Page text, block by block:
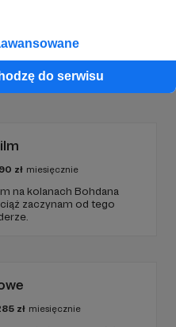
do serwisu
zł miesięcznie
na kolanach Bohdana
zaczynam od tego
zł miesięcznie